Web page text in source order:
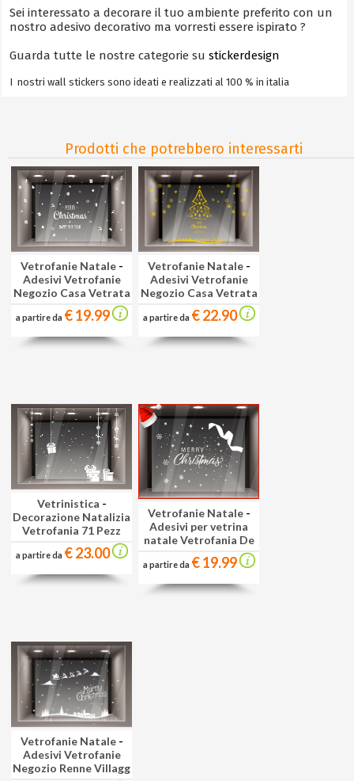
Sei interessato a decorare il tuo ambiente preferito con un
nostro adesivo decorativo ma vorresti essere ispirato ?
Guarda tutte le nostre categorie sustickerdesign
I nostri wall stickers sono ideati e realizzati al 100 % in italia
Prodotti che potrebbero interessarti
Vetrofanie Natale -
Adesivi Vetrofanie
Negozio Casa Vetrata
a partire da € 19.99
Vetrofanie Natale -
Adesivi Vetrofanie
Negozio Casa Vetrata
a partire da € 22.90
Vetrinistica -
Decorazione Natalizia
Vetrofania 71 Pezz
a partire da € 23.00
Vetrofanie Natale -
Adesivi per vetrina
natale Vetrofania De
a partire da € 19.99
Vetrofanie Natale -
Adesivi Vetrofanie
Negozio Renne Villagg